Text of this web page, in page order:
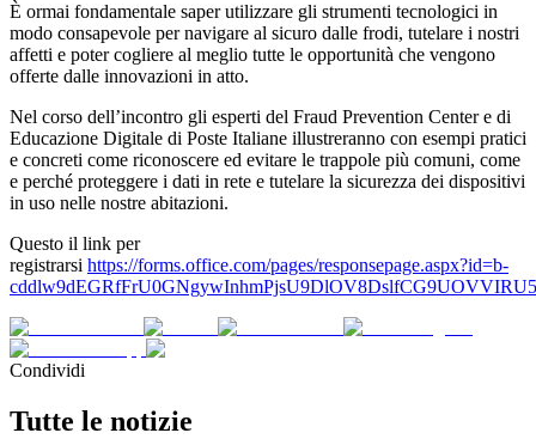
È ormai fondamentale saper utilizzare gli strumenti tecnologici in
modo consapevole per navigare al sicuro dalle frodi, tutelare i nostri
affetti e poter cogliere al meglio tutte le opportunità che vengono
offerte dalle innovazioni in atto.
Nel corso dell’incontro gli esperti del Fraud Prevention Center e di
Educazione Digitale di Poste Italiane illustreranno con esempi pratici
e concreti come riconoscere ed evitare le trappole più comuni, come
e perché proteggere i dati in rete e tutelare la sicurezza dei dispositivi
in uso nelle nostre abitazioni.
Questo il link per
registrarsi https://forms.office.com/pages/responsepage.aspx?id=b-
Condividi
Tutte le notizie